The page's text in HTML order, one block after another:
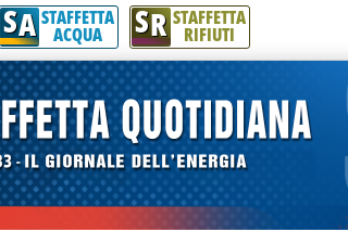
la notizia.
SA STAFFETTA
ACQUA SR STAFFETTA
RIFIUTI